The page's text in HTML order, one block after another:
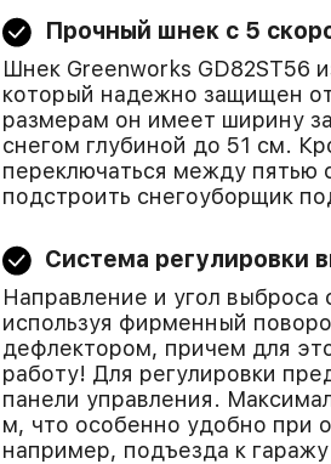
Прочный шнек с 5
Шнек Greenworks GD82ST56
который надежно защищен
размерам он имеет ширину
снегом глубиной до 51 см.
переключаться между пятью
подстроить снегоуборщик
Система регулировки
Направление и угол выброса
используя фирменный
дефлектором, причем для
работу! Для регулировки
панели управления.
м, что особенно удобно при
например, подъезда к